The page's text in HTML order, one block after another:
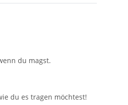
du magst.
du es tragen möchtest!